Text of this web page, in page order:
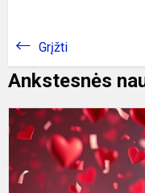
Grįžti
Ankstesnės